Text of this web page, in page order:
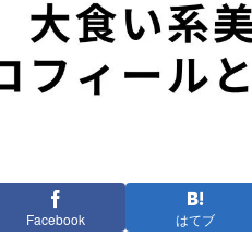
Facebook はてブ